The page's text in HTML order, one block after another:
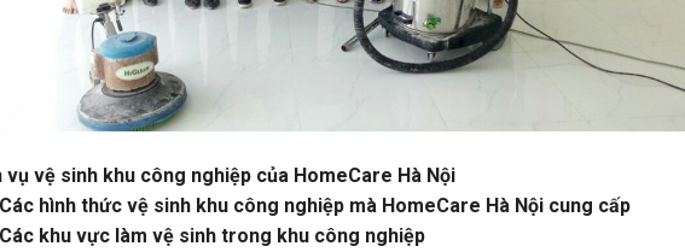
vụ vệ sinh khu công nghiệp của HomeCare Hà Nội
hình thức vệ sinh khu công nghiệp mà HomeCare Hà Nội cung cấp
khu vực làm vệ sinh trong khu công nghiệp